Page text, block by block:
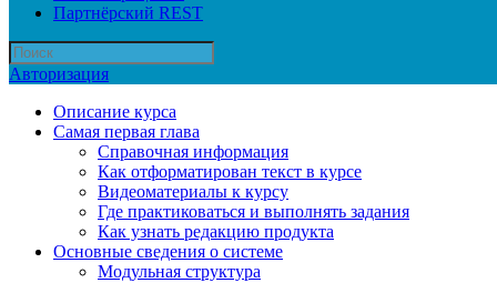
Партнёрский REST
Авторизация
Описание курса
Самая первая глава
Справочная информация
Как отформатирован текст в курсе
Видеоматериалы к курсу
Где практиковаться и выполнять задания
Как узнать редакцию продукта
Основные сведения о системе
Модульная структура